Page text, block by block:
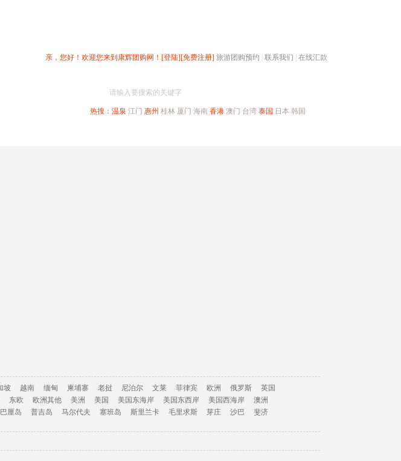
亲，您好！欢迎您来到康辉团购网！ [登陆][免费注册] 旅游团购预约 联系我们 在线汇款
请输入要搜索的关键字
热搜： 温泉 江门 惠州 桂林 厦门 海南 香港 澳门 台湾 泰国 日本 韩国
坡 越南 缅甸 柬埔寨 老挝 尼泊尔 文莱 菲律宾 欧洲 俄罗斯
英国
东欧 欧洲其他 美洲 美国 美国东海岸 美国东西岸 美国西海岸
澳洲
巴厘岛 普吉岛 马尔代夫 塞班岛 斯里兰卡 毛里求斯 芽庄 沙巴
斐济